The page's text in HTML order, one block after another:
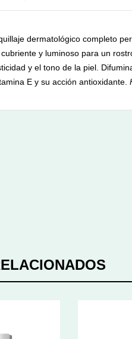
dermatológico completo
y luminoso para un
y el tono de la piel.
E y su acción antioxidante.